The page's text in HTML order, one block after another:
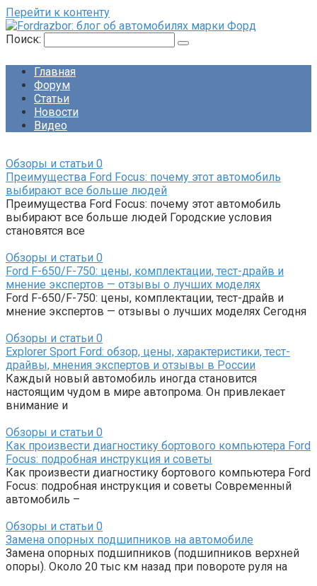
Перейти к контенту
Поиск:
Главная
Форум
Статьи
Новости
Видео
Обзоры и статьи 0
Преимущества Ford Focus: почему этот автомобиль
выбирают все больше людей
Преимущества Ford Focus: почему этот автомобиль
выбирают все больше людей Городские условия
становятся все
Обзоры и статьи 0
Ford F-650/F-750: цены, комплектации, тест-драйв и
мнение экспертов — отзывы о лучших моделях
Ford F-650/F-750: цены, комплектации, тест-драйв и
мнение экспертов — отзывы о лучших моделях Сегодня
Обзоры и статьи 0
Explorer Sport Ford: обзор, цены, характеристики, тест-
драйвы, мнения экспертов и отзывы в России
Каждый новый автомобиль иногда становится
настоящим чудом в мире автопрома. Он привлекает
внимание и
Обзоры и статьи 0
Как произвести диагностику бортового компьютера Ford
Focus: подробная инструкция и советы
Как произвести диагностику бортового компьютера Ford
Focus: подробная инструкция и советы Современный
автомобиль –
Обзоры и статьи 0
Замена опорных подшипников на автомобиле
Замена опорных подшипников (подшипников верхней
опоры). Около 20 тыс км назад при повороте руля на